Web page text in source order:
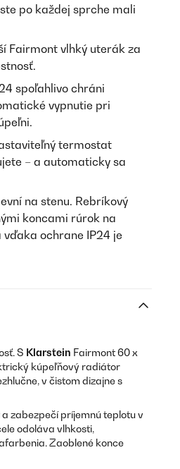
po každej sprche mali
Fairmont vlhký uterák za
spoľahlivo chráni
vypnutie pri
termostat
– a automaticky sa
na stenu. Rebríkový
koncami rúrok na
ochrane IP24 je
S Klarstein Fairmont 60 x
kúpeľňový radiátor
v čistom dizajne s
zabezpečí príjemnú teplotu v
odoláva vlhkosti,
Zaoblené konce